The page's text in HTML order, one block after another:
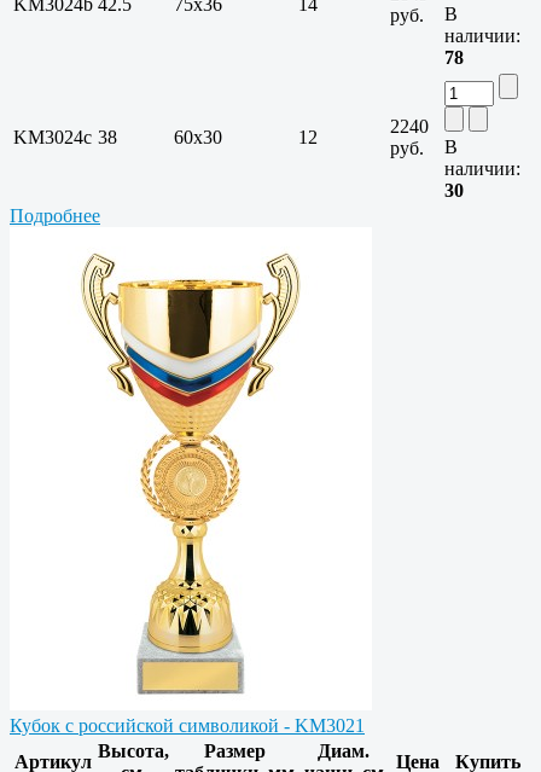
KM3024b 42.5 75х36 14
руб.
В
наличии:
78
KM3024c 38 60х30 12
2240
руб.
В
наличии:
30
Подробнее
Кубок с российской символикой - KM3021
Артикул
Высота,
Размер
Диам.
Цена Купить